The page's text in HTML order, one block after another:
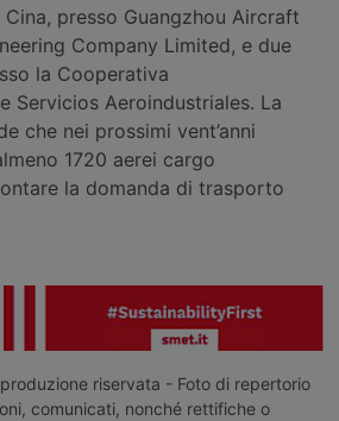
Cina, presso Guangzhou Aircraft
Company Limited, e due
la Cooperativa
Servicios Aeroindustriales. La
che nei prossimi vent’anni
1720 aerei cargo
la domanda di trasporto
riservata - Foto di repertorio
comunicati, nonché rettifiche o